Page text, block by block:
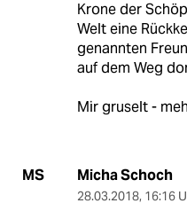
Krone der
Welt eine
genannten
auf dem Weg
Mir gruselt -
MS Micha Schoch
28.03.2018, 16:16